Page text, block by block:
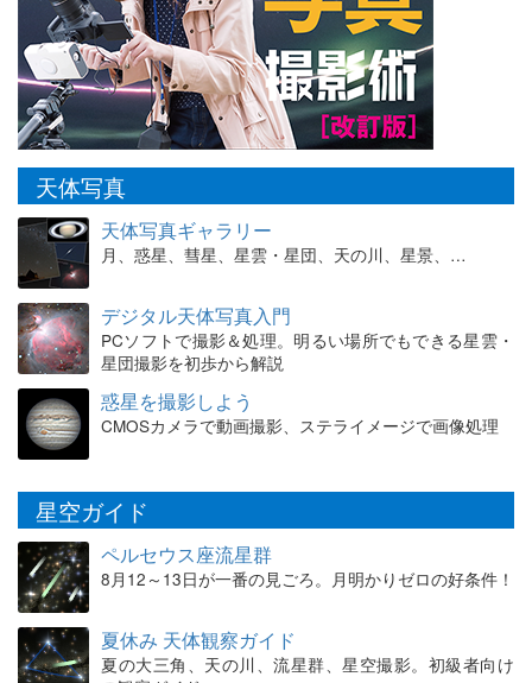
天体写真
天体写真ギャラリー
月、惑星、彗星、星雲・星団、天の川、星景、…
デジタル天体写真入門
PCソフトで撮影＆処理。明るい場所でもできる星雲・
星団撮影を初歩から解説
惑星を撮影しよう
CMOSカメラで動画撮影、ステライメージで画像処理
星空ガイド
ペルセウス座流星群
8月12～13日が一番の見ごろ。月明かりゼロの好条件！
夏休み 天体観察ガイド
夏の大三角、天の川、流星群、星空撮影。初級者向け